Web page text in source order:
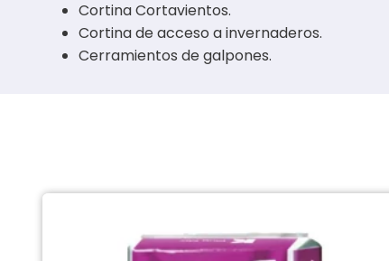
Cortina Cortavientos.
Cortina de acceso a invernaderos.
Cerramientos de galpones.